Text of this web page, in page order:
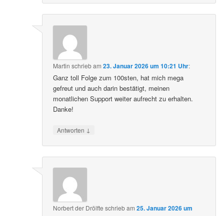
Martin schriebam23. Januar 2026 um 10:21 Uhr:
Ganz toll Folge zum 100sten, hat mich mega
gefreut und auch darin bestätigt, meinen
monatlichen Support weiter aufrecht zu erhalten.
Danke!
Antworten ↓
Norbert der Drölfte schriebam25. Januar 2026 um